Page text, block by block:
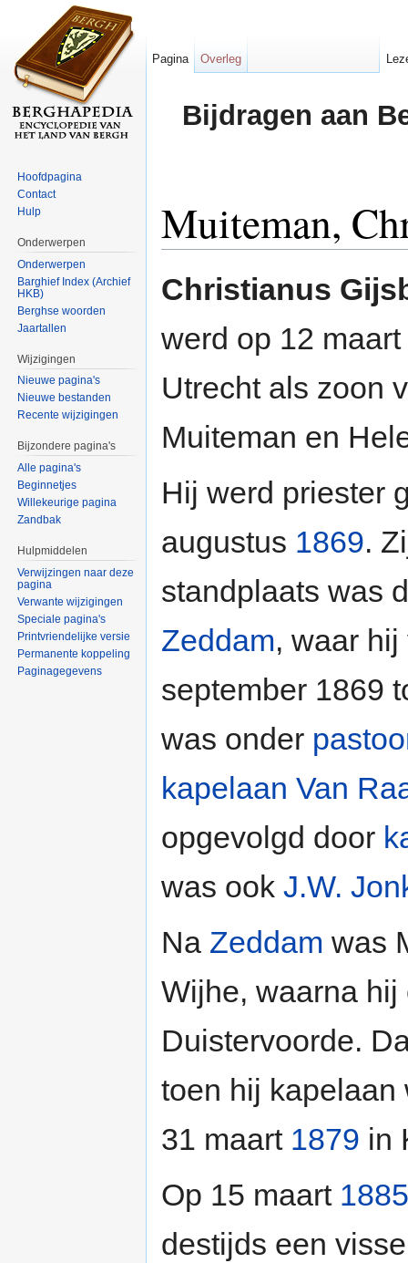
Bijdragen aan
Muiteman,
Christianus
werd op 12 maart
Utrecht als zoon
Muiteman en
Hij werd priester
augustus 1869.
standplaats was
Zeddam, waar
september 1869
was onder
kapelaan Van
opgevolgd door
was ook J.W.
Na Zeddam was
Wijhe, waarna
Duistervoorde.
toen hij kapelaan
31 maart 1879 in
Op 15 maart 1885
destijds een
Pagina Overleg
Hoofdpagina
Contact
Hulp
Onderwerpen
Onderwerpen
Barghief Index (Archief
HKB)
Berghse woorden
Jaartallen
Wijzigingen
Nieuwe pagina's
Nieuwe bestanden
Recente wijzigingen
Bijzondere pagina's
Alle pagina's
Beginnetjes
Willekeurige pagina
Zandbak
Hulpmiddelen
Verwijzingen naar deze
pagina
Verwante wijzigingen
Speciale pagina's
Printvriendelijke versie
Permanente koppeling
Paginagegevens